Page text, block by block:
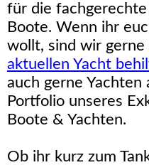
für die
Boote. Wenn ihr
wollt, sind wir gerne
aktuellen Yacht
auch gerne Yachten
Portfolio unseres
Boote & Yachten.
Ob ihr kurz zum